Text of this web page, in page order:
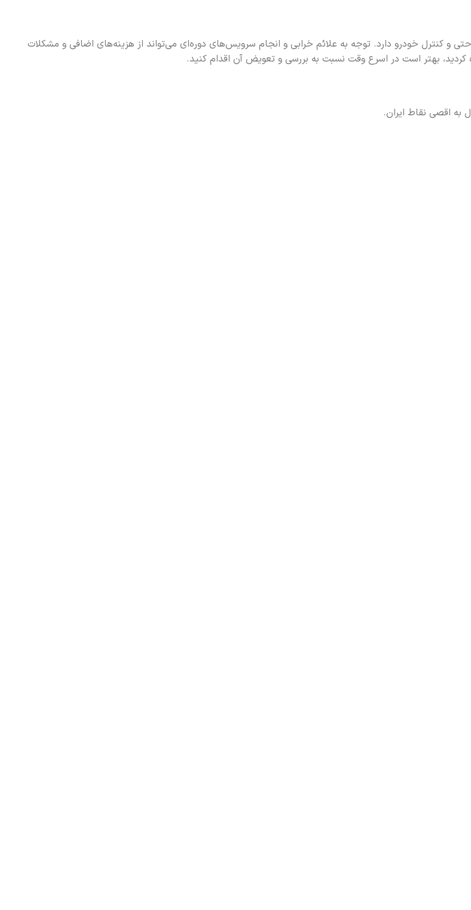
و کنترل خودرو دارد. توجه به علائم خرابی و انجام سرویس‌های دوره‌ای می‌تواند از هزینه‌های اضافی و مشکلات
بهتر است در اسرع وقت نسبت به بررسی و تعویض آن اقدام کنید.
به اقصی نقاط ایران.